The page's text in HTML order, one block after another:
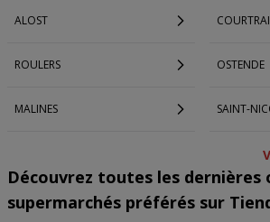
ALOST COURTRAI
ROULERS OSTENDE
MALINES SAINT-
Découvrez toutes les dernières
supermarchés préférés sur